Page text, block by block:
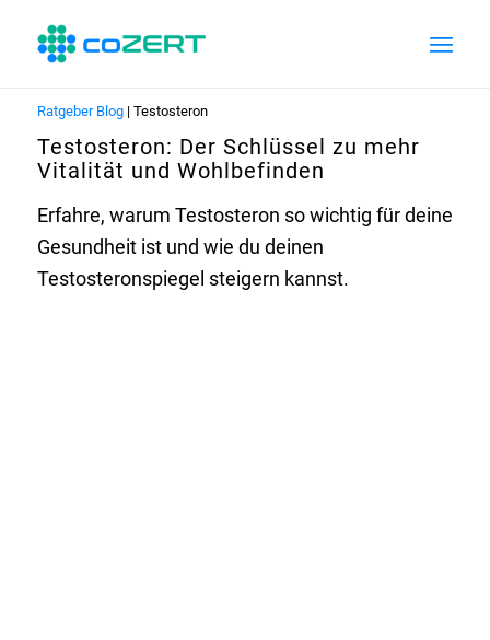
Ratgeber Blog| Testosteron
Testosteron: Der Schlüssel zu mehr
Vitalität und Wohlbefinden
Erfahre, warum Testosteron so wichtig für deine
Gesundheit ist und wie du deinen
Testosteronspiegel steigern kannst.